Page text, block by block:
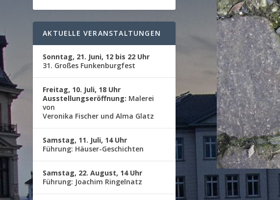
AKTUELLE VERANSTALTUNGEN
Sonntag, 21. Juni, 12 bis 22 Uhr
31. Großes Funkenburgfest
Freitag, 10. Juli, 18 Uhr
Ausstellungseröffnung: Malerei
von
Veronika Fischer und Alma Glatz
Samstag, 11. Juli, 14 Uhr
Führung: Häuser-Geschichten
Samstag, 22. August, 14 Uhr
Führung: Joachim Ringelnatz